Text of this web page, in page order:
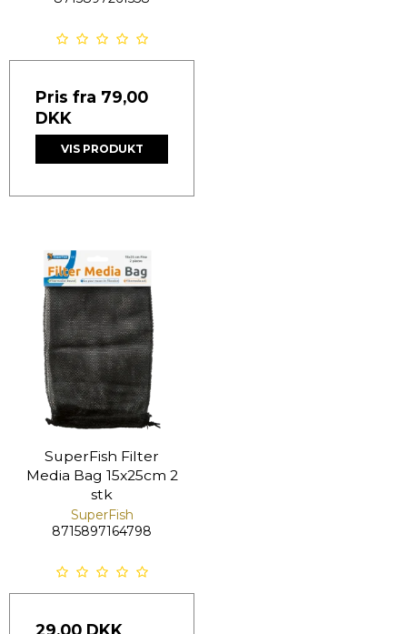
Pris fra 79,00
DKK
VIS PRODUKT
SuperFish Filter
Media Bag 15x25cm 2
stk
SuperFish
8715897164798
29,00 DKK